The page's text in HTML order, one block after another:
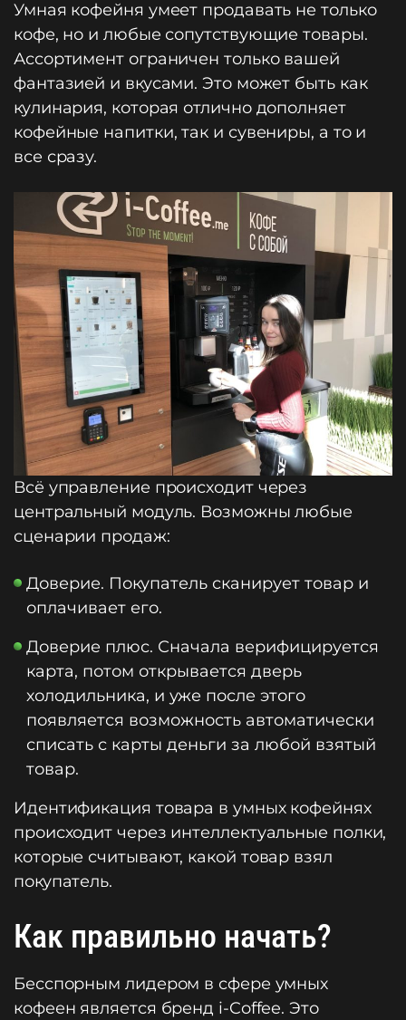
Умная кофейня умеет продавать не только
кофе, но и любые сопутствующие товары.
Ассортимент ограничен только вашей
фантазией и вкусами. Это может быть как
кулинария, которая отлично дополняет
кофейные напитки, так и сувениры, а то и
все сразу.
Всё управление происходит через
центральный модуль. Возможны любые
сценарии продаж:
Доверие. Покупатель сканирует товар и
оплачивает его.
Доверие плюс. Сначала верифицируется
карта, потом открывается дверь
холодильника, и уже после этого
появляется возможность автоматически
списать с карты деньги за любой взятый
товар.
Идентификация товара в умных кофейнях
происходит через интеллектуальные полки,
которые считывают, какой товар взял
покупатель.
Как правильно начать?
Бесспорным лидером в сфере умных
кофеен является бренд i-Coffee. Это